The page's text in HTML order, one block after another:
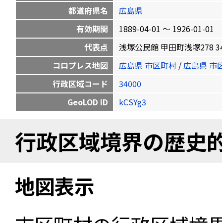
都道府県名
広島県
有効期間
1889-04-01 〜 1926-01-01
代表点
浅塚公民館 甲田町浅塚278
コロプレス地図
広島県 市区町村 /広島県 市
行政区域コード
34000
GeoLOD ID
kCSYg3
行政区域境界の歴史
地図表示